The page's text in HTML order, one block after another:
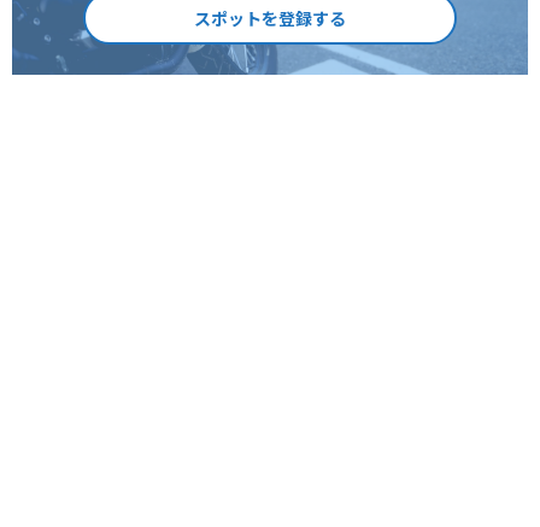
スポットを登録する